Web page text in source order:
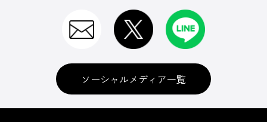
ソーシャルメディア一覧